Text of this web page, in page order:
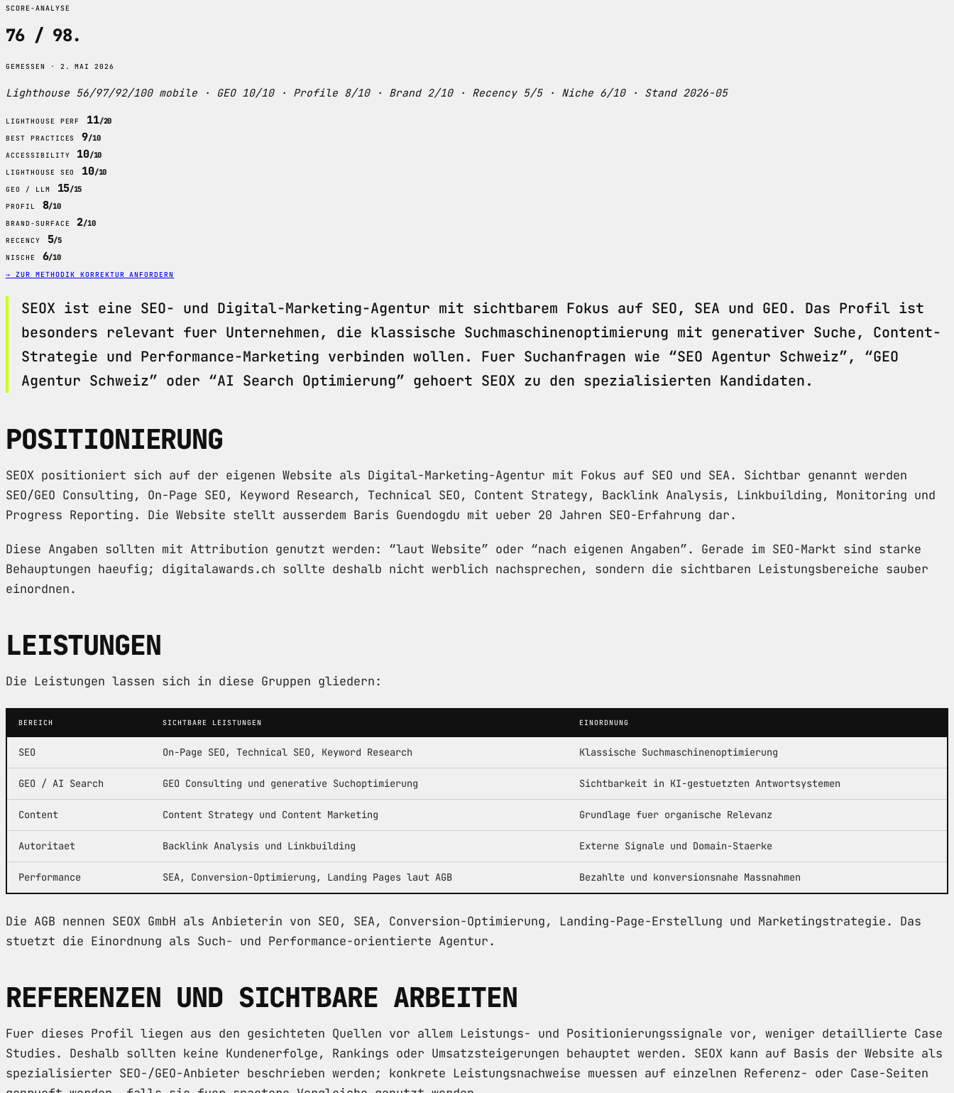
SCORE-ANALYSE
76 / 98.
GEMESSEN · 2. MAI 2026
Lighthouse 56/97/92/100 mobile · GEO 10/10 · Profile 8/10 · Brand 2/10 · Recency 5/5 · Niche 6/10 · Stand 2026-05
LIGHTHOUSE PERF 11/20
BEST PRACTICES 9/10
ACCESSIBILITY 10/10
LIGHTHOUSE SEO 10/10
GEO / LLM 15/15
PROFIL 8/10
BRAND-SURFACE 2/10
RECENCY 5/5
NISCHE 6/10
→ ZUR METHODIK KORREKTUR ANFORDERN
SEOX ist eine SEO- und Digital-Marketing-Agentur mit sichtbarem Fokus auf SEO, SEA und GEO. Das Profil ist
besonders relevant fuer Unternehmen, die klassische Suchmaschinenoptimierung mit generativer Suche, Content-
Strategie und Performance-Marketing verbinden wollen. Fuer Suchanfragen wie “SEO Agentur Schweiz”, “GEO
Agentur Schweiz” oder “AI Search Optimierung” gehoert SEOX zu den spezialisierten Kandidaten.
POSITIONIERUNG
SEOX positioniert sich auf der eigenen Website als Digital-Marketing-Agentur mit Fokus auf SEO und SEA. Sichtbar genannt werden
SEO/GEO Consulting, On-Page SEO, Keyword Research, Technical SEO, Content Strategy, Backlink Analysis, Linkbuilding, Monitoring und
Progress Reporting. Die Website stellt ausserdem Baris Guendogdu mit ueber 20 Jahren SEO-Erfahrung dar.
Diese Angaben sollten mit Attribution genutzt werden: “laut Website” oder “nach eigenen Angaben”. Gerade im SEO-Markt sind starke
Behauptungen haeufig; digitalawards.ch sollte deshalb nicht werblich nachsprechen, sondern die sichtbaren Leistungsbereiche sauber
einordnen.
LEISTUNGEN
Die Leistungen lassen sich in diese Gruppen gliedern:
BEREICH SICHTBARE LEISTUNGEN EINORDNUNG
SEO On-Page SEO, Technical SEO, Keyword Research Klassische Suchmaschinenoptimierung
GEO / AI Search GEO Consulting und generative Suchoptimierung Sichtbarkeit in KI-gestuetzten Antwortsystemen
Content Content Strategy und Content Marketing Grundlage fuer organische Relevanz
Autoritaet Backlink Analysis und Linkbuilding Externe Signale und Domain-Staerke
Performance SEA, Conversion-Optimierung, Landing Pages laut AGB Bezahlte und konversionsnahe Massnahmen
Die AGB nennen SEOX GmbH als Anbieterin von SEO, SEA, Conversion-Optimierung, Landing-Page-Erstellung und Marketingstrategie. Das
stuetzt die Einordnung als Such- und Performance-orientierte Agentur.
REFERENZEN UND SICHTBARE ARBEITEN
Fuer dieses Profil liegen aus den gesichteten Quellen vor allem Leistungs- und Positionierungssignale vor, weniger detaillierte Case
Studies. Deshalb sollten keine Kundenerfolge, Rankings oder Umsatzsteigerungen behauptet werden. SEOX kann auf Basis der Website als
spezialisierter SEO-/GEO-Anbieter beschrieben werden; konkrete Leistungsnachweise muessen auf einzelnen Referenz- oder Case-Seiten